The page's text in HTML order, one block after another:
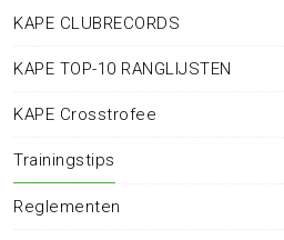
KAPE CLUBRECORDS
KAPE TOP-10 RANGLIJSTEN
KAPE Crosstrofee
Trainingstips
Reglementen